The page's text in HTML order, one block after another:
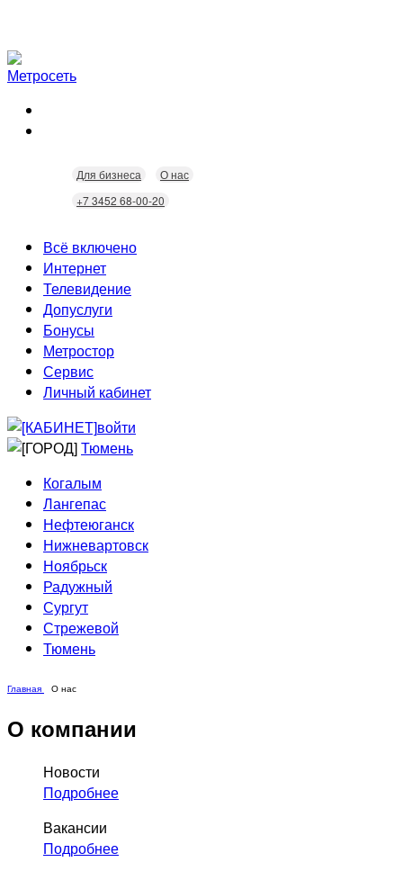
Для бизнеса
О нас
+7 3452 68-00-20
Всё включено
Интернет
Скорость
Безопасность
Wi-Fi
Технологии
Телевидение
Кабельное ТВ
Интерактивное ТВ
Допуслуги
Видеонаблюдение
Домофония
Бонусы
Статусы
Бонусы
Скидки
Метростор
Сервис
Неисправности
Домовые сети
Личный кабинет
войти
Тюмень
Когалым
Лангепас
Нефтеюганск
Нижневартовск
Ноябрьск
Радужный
Сургут
Стрежевой
Тюмень
Главная О нас
О компании
Новости
Подробнее
Вакансии
Подробнее